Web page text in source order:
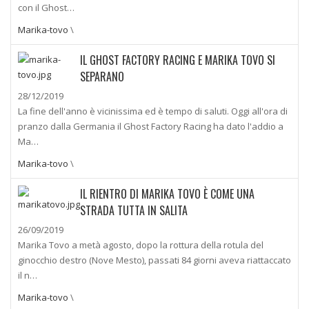
con il Ghost…
Marika-tovo \
IL GHOST FACTORY RACING E MARIKA TOVO SI
SEPARANO
28/12/2019
La fine dell'anno è vicinissima ed è tempo di saluti. Oggi all'ora di
pranzo dalla Germania il Ghost Factory Racing ha dato l'addio a
Ma…
Marika-tovo \
IL RIENTRO DI MARIKA TOVO È COME UNA
STRADA TUTTA IN SALITA
26/09/2019
Marika Tovo a metà agosto, dopo la rottura della rotula del
ginocchio destro (Nove Mesto), passati 84 giorni aveva riattaccato
il n…
Marika-tovo \